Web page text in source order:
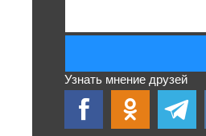
Узнать мнение друзей